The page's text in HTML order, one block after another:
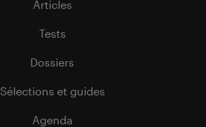
Articles
Tests
Dossiers
Sélections et guides
Agenda